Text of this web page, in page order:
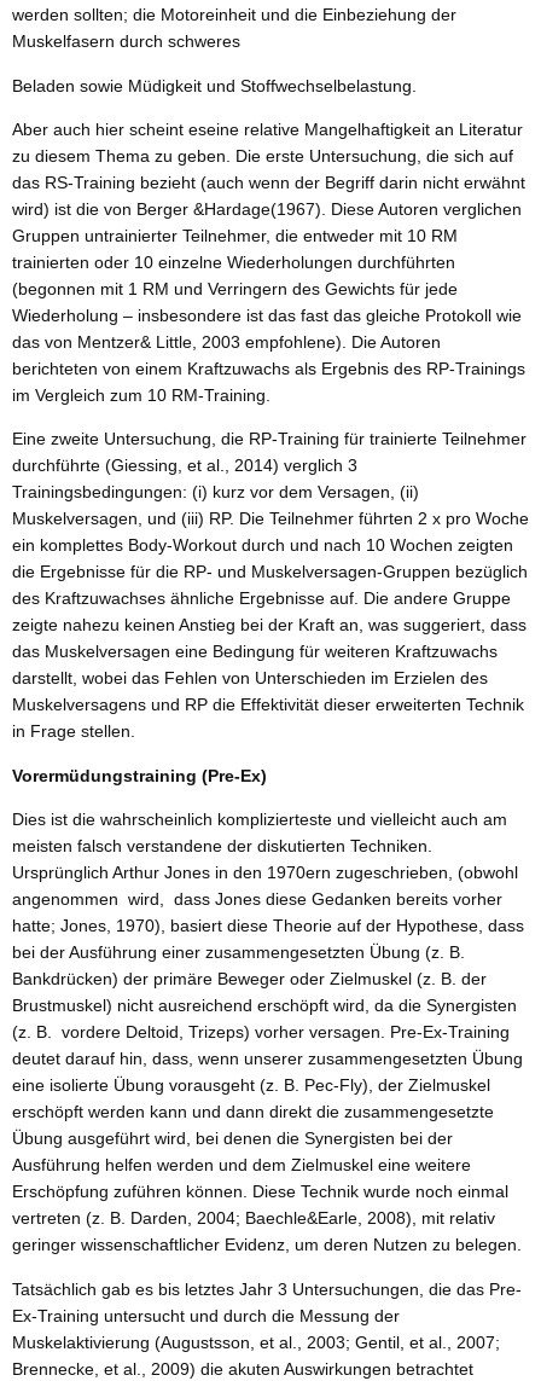
werden sollten; die Motoreinheit und die Einbeziehung der
Muskelfasern durch schweres
Beladen sowie Müdigkeit und Stoffwechselbelastung.
Aber auch hier scheint eseine relative Mangelhaftigkeit an Literatur
zu diesem Thema zu geben. Die erste Untersuchung, die sich auf
das RS-Training bezieht (auch wenn der Begriff darin nicht erwähnt
wird) ist die von Berger &Hardage(1967). Diese Autoren verglichen
Gruppen untrainierter Teilnehmer, die entweder mit 10 RM
trainierten oder 10 einzelne Wiederholungen durchführten
(begonnen mit 1 RM und Verringern des Gewichts für jede
Wiederholung – insbesondere ist das fast das gleiche Protokoll wie
das von Mentzer& Little, 2003 empfohlene). Die Autoren
berichteten von einem Kraftzuwachs als Ergebnis des RP-Trainings
im Vergleich zum 10 RM-Training.
Eine zweite Untersuchung, die RP-Training für trainierte Teilnehmer
durchführte (Giessing, et al., 2014) verglich 3
Trainingsbedingungen: (i) kurz vor dem Versagen, (ii)
Muskelversagen, und (iii) RP. Die Teilnehmer führten 2 x pro Woche
ein komplettes Body-Workout durch und nach 10 Wochen zeigten
die Ergebnisse für die RP- und Muskelversagen-Gruppen bezüglich
des Kraftzuwachses ähnliche Ergebnisse auf. Die andere Gruppe
zeigte nahezu keinen Anstieg bei der Kraft an, was suggeriert, dass
das Muskelversagen eine Bedingung für weiteren Kraftzuwachs
darstellt, wobei das Fehlen von Unterschieden im Erzielen des
Muskelversagens und RP die Effektivität dieser erweiterten Technik
in Frage stellen.
Vorermüdungstraining (Pre-Ex)
Dies ist die wahrscheinlich komplizierteste und vielleicht auch am
meisten falsch verstandene der diskutierten Techniken.
Ursprünglich Arthur Jones in den 1970ern zugeschrieben, (obwohl
angenommen wird, dass Jones diese Gedanken bereits vorher
hatte; Jones, 1970), basiert diese Theorie auf der Hypothese, dass
bei der Ausführung einer zusammengesetzten Übung (z. B.
Bankdrücken) der primäre Beweger oder Zielmuskel (z. B. der
Brustmuskel) nicht ausreichend erschöpft wird, da die Synergisten
(z. B. vordere Deltoid, Trizeps) vorher versagen. Pre-Ex-Training
deutet darauf hin, dass, wenn unserer zusammengesetzten Übung
eine isolierte Übung vorausgeht (z. B. Pec-Fly), der Zielmuskel
erschöpft werden kann und dann direkt die zusammengesetzte
Übung ausgeführt wird, bei denen die Synergisten bei der
Ausführung helfen werden und dem Zielmuskel eine weitere
Erschöpfung zuführen können. Diese Technik wurde noch einmal
vertreten (z. B. Darden, 2004; Baechle&Earle, 2008), mit relativ
geringer wissenschaftlicher Evidenz, um deren Nutzen zu belegen.
Tatsächlich gab es bis letztes Jahr 3 Untersuchungen, die das Pre-
Ex-Training untersucht und durch die Messung der
Muskelaktivierung (Augustsson, et al., 2003; Gentil, et al., 2007;
Brennecke, et al., 2009) die akuten Auswirkungen betrachtet